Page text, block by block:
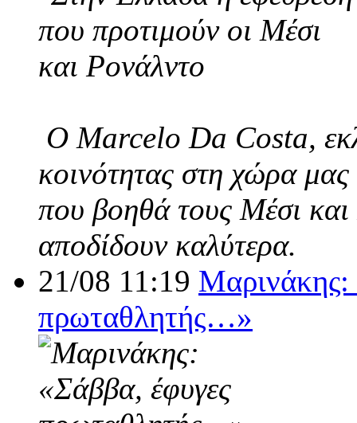
Ο Marcelo Da Costa,
κοινότητας στη χώρα
που βοηθά τους Μέσι και
αποδίδουν καλύτερα.
21/08 11:19 Μαρινάκης:
πρωταθλητής…»